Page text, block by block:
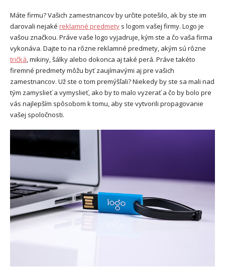
Máte firmu? Vašich zamestnancov by určite potešilo, ak by ste im
darovali nejaké reklamné predmety s logom vašej firmy. Logo je
vašou značkou. Práve vaše logo vyjadruje, kým ste a čo vaša firma
vykonáva. Dajte to na rôzne reklamné predmety, akým sú rôzne
tričká, mikiny, šálky alebo dokonca aj také perá. Práve takéto
firemné predmety môžu byť zaujímavými aj pre vašich
zamestnancov. Už ste o tom premýšľali? Niekedy by ste sa mali nad
tým zamyslieť a vymyslieť, ako by to malo vyzerať a čo by bolo pre
vás najlepším spôsobom k tomu, aby ste vytvorili propagovanie
vašej spoločnosti.